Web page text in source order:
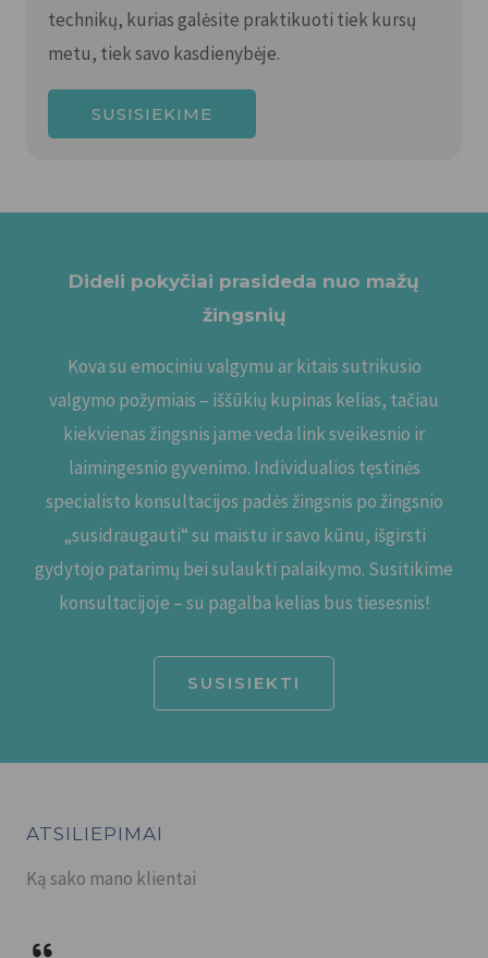
technikų, kurias galėsite praktikuoti tiek kursų
metu, tiek savo kasdienybėje.
SUSISIEKIME
Dideli pokyčiai prasideda nuo mažų
žingsnių
Kova su emociniu valgymu ar kitais sutrikusio
valgymo požymiais – iššūkių kupinas kelias, tačiau
kiekvienas žingsnis jame veda link sveikesnio ir
laimingesnio gyvenimo. Individualios tęstinės
specialisto konsultacijos padės žingsnis po žingsnio
„susidraugauti“ su maistu ir savo kūnu, išgirsti
gydytojo patarimų bei sulaukti palaikymo. Susitikime
konsultacijoje – su pagalba kelias bus tiesesnis!
SUSISIEKTI
ATSILIEPIMAI
Ką sako mano klientai